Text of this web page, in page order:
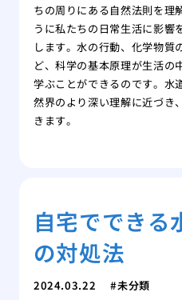
ちの周りにある自然法則を理
うに私たちの日常生活に影響
します。水の行動、化学物質
ど、科学の基本原理が生活の
学ぶことができるのです。水
然界のより深い理解に近づき
きます。
自宅でできる
の対処法
2024.03.22 未分類